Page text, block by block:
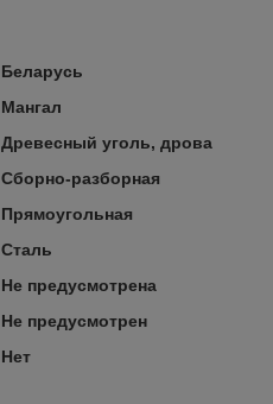
Беларусь
Мангал
Древесный уголь, дрова
Сборно-разборная
Прямоугольная
Сталь
Не предусмотрена
Не предусмотрен
Нет